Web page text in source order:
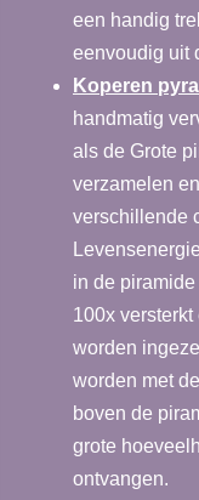
een handig
eenvoudig uit
Koperen
handmatig
als de Grote
verzamelen
verschillende
in de
100x
worden
worden met
boven de
grote
ontvangen.